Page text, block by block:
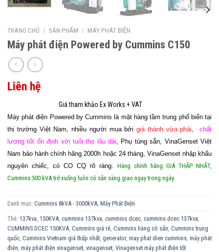
TRANG CHỦ / SẢN PHẨM / MÁY PHÁT ĐIỆN
Máy phát điện Powered by Cummins C150
Liên hệ
Máy phát điện Powered by Cummins là mặt hàng tầm trung phổ biến tại
thị trường Việt Nam, nhiều người mua bởigiá thành vừa phải ,chất
lượng tốt ổn định với tuổi thọ lâu dài , Phụ tùng sẵn, VinaGenset Việt
Nam bảo hành chính hãng 2000h hoặc 24 tháng, VinaGenset nhập khẩu
nguyên chiếc, có CO CQ rõ ràng. Hàng chính hãng GIÁ THẤP NHẤT,
Cummins 500 kVA trở xuống luôn có sẵn sàng giao ngay trong ngày.
Danh mục: Cummins 8kVA - 3000kVA Máy Phát Điện
Thẻ: 137kva 150KVA cummins 137kva cummins dcec cummins dcec 137kva
CUMMINS DCEC 150KVA Cummins giá rẻ Cummins hàng có sẵn Cummins trung
quốc Cummins Vietnam giá thấp nhất generator, may phat dien cummins máy phát
điện máy phát điện vinagenset vinagenset Vinagenset máy phát điện tốt